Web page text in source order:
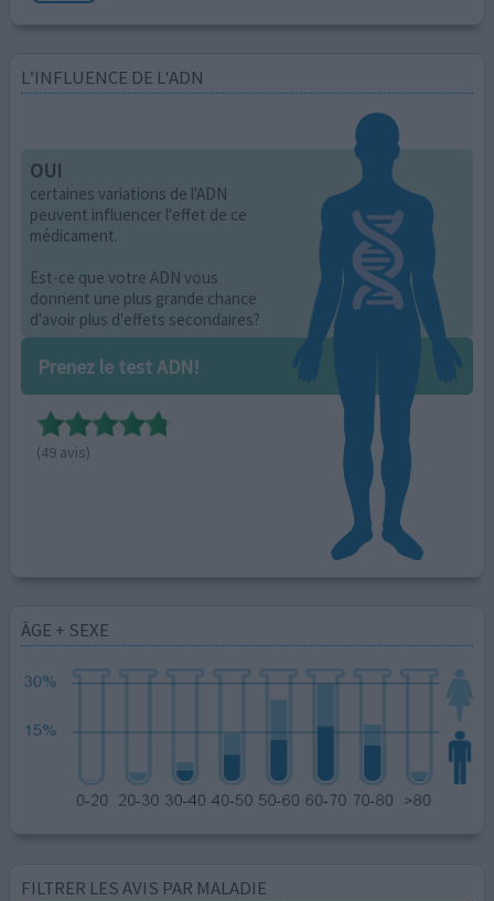
L’INFLUENCE DE L'ADN
OUI
certaines variations de l'ADN
peuvent influencer l'effet de ce
médicament.
Est-ce que votre ADN vous
donnent une plus grande chance
d'avoir plus d'effets secondaires?
Prenez le test ADN!
(49 avis)
ÂGE + SEXE
FILTRER LES AVIS PAR MALADIE